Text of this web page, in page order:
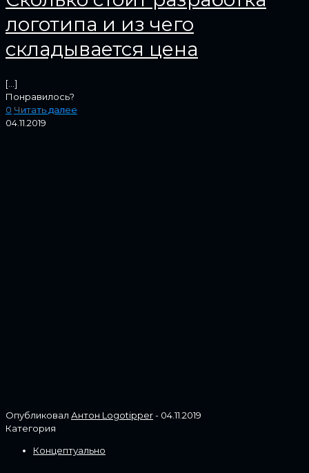
логотипа и из чего
складывается цена
[…]
Понравилось?
0 Читать далее
04.11.2019
Опубликовал Антон Logotipper- 04.11.2019
Категория
Концептуально